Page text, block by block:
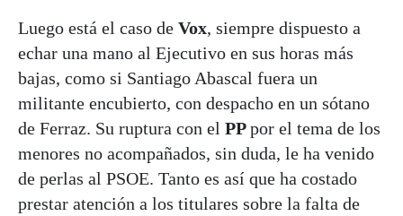
Luego está el caso de Vox, siempre dispuesto a
echar una mano al Ejecutivo en sus horas más
bajas, como si Santiago Abascal fuera un
militante encubierto, con despacho en un sótano
de Ferraz. Su ruptura con el PPpor el tema de los
menores no acompañados, sin duda, le ha venido
de perlas al PSOE. Tanto es así que ha costado
prestar atención a los titulares sobre la falta de